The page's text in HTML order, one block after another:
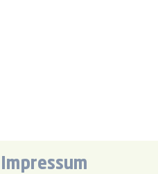
Impressum